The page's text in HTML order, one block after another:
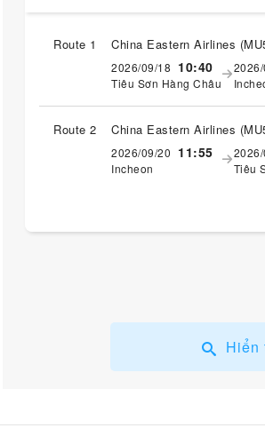
Route 1 China Eastern Airlines (
2026/09/18 10:40
Tiêu Sơn Hàng Châu
Route 2 China Eastern Airlines (
2026/09/20 11:55
Incheon Tiêu
Hiển